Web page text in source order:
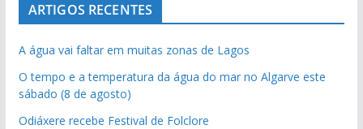
ARTIGOS RECENTES
A água vai faltar em muitas zonas de Lagos
O tempo e a temperatura da água do mar no Algarve este
sábado (8 de agosto)
Odiáxere recebe Festival de Folclore